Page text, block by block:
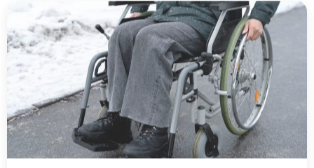
פנסיית נכות ומל"ל
עלה ב07/10/2025